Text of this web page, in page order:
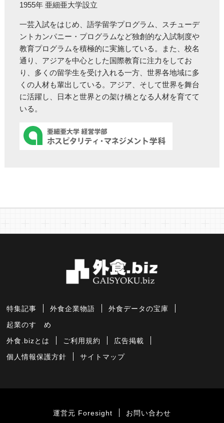
1955年 亜細亜大学設立
一芸入試をはじめ、語学留学プログラム、スチューデ
ントカンパニー・プログラムなど独創的な入試制度や
教育プログラムを積極的に実施している。また、校名
通り、アジアを中心とした国際教育に注力をしてお
り、多くの留学生を受け入れる一方、世界各地域に多
くの人材も輩出している。アジア、そして世界を舞台
に活躍し、日本と世界との架け橋となる人材を育てて
いる。
特集記事 外食企業物語 外食データの宝庫
起業のすゝめ
外食.bizとは ご利用規約 広告掲載
個人情報保護方針 サイトマップ
運営元 Foresight お問い合わせ